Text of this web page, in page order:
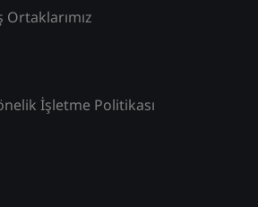
İşletme Politikası